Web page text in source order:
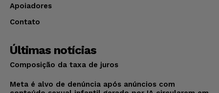
Apoiadores
Contato
Últimas notícias
Composição da taxa de juros
Meta é alvo de denúncia após anúncios com